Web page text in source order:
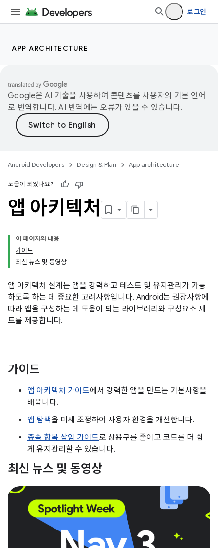
로그인
APP ARCHITECTURE
Google은 AI 기술을 사용하여 콘텐츠를 사용자의 기본 언어
로 번역합니다. AI 번역에는 오류가 있을 수 있습니다.
Android Developers Design & Plan App architecture
도움이 되었나요?
앱 아키텍처
이 페이지의 내용
가이드
최신 뉴스 및 동영상
앱 아키텍처 설계는 앱을 강력하고 테스트 및 유지관리가 가능
하도록 하는 데 중요한 고려사항입니다. Android는 권장사항에
따라 앱을 구성하는 데 도움이 되는 라이브러리와 구성요소 세
트를 제공합니다.
가이드
앱 아키텍처 가이드에서 강력한 앱을 만드는 기본사항을
배웁니다.
앱 탐색을 미세 조정하여 사용자 환경을 개선합니다.
종속 항목 삽입 가이드로 상용구를 줄이고 코드를 더 쉽
게 유지관리할 수 있습니다.
최신 뉴스 및 동영상